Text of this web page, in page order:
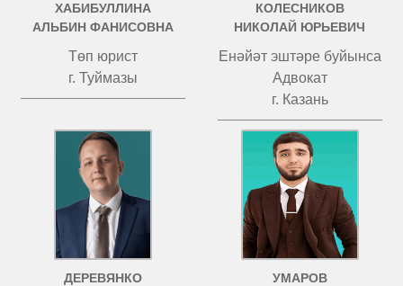
ХАБИБУЛЛИНА
АЛЬБИН ФАНИСОВНА
Төп юрист
г. Туймазы
КОЛЕСНИКОВ
НИКОЛАЙ ЮРЬЕВИЧ
Енәйәт эштәре буйынса
Адвокат
г. Казань
ДЕРЕВЯНКО
УМАРОВ